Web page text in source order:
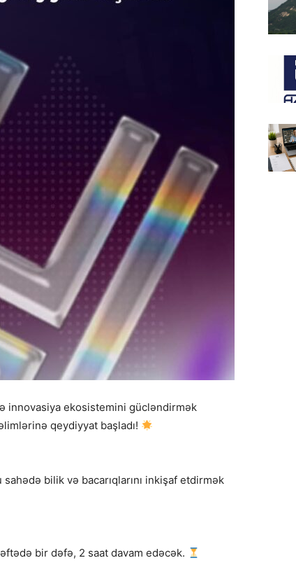
innovasiya ekosistemini gücləndirmək
qeydiyyat başladı!
bilik və bacarıqlarını inkişaf etdirmək
bir dəfə, 2 saat davam edəcək.